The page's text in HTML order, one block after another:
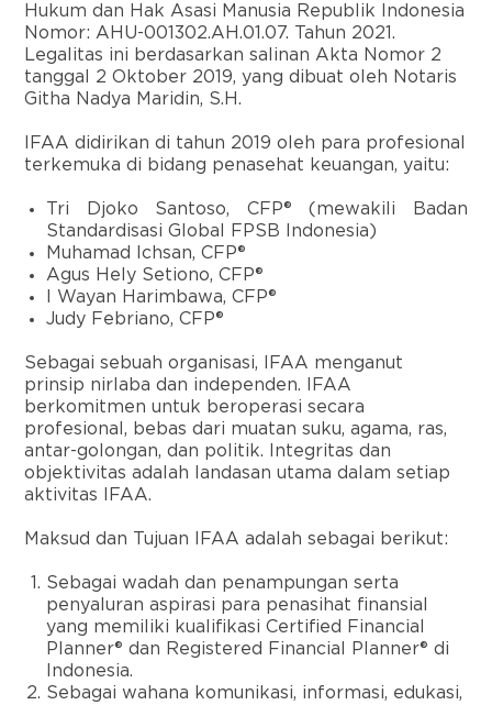
Hukum dan Hak Asasi Manusia Republik Indonesia
Nomor: AHU-001302.AH.01.07. Tahun 2021.
Legalitas ini berdasarkan salinan Akta Nomor 2
tanggal 2 Oktober 2019, yang dibuat oleh Notaris
Githa Nadya Maridin, S.H.
IFAA didirikan di tahun 2019 oleh para profesional
terkemuka di bidang penasehat keuangan, yaitu:
Tri Djoko Santoso, CFP® (mewakili Badan
Standardisasi Global FPSB Indonesia)
Muhamad Ichsan, CFP®
Agus Hely Setiono, CFP®
I Wayan Harimbawa, CFP®
Judy Febriano, CFP®
Sebagai sebuah organisasi, IFAA menganut
prinsip nirlaba dan independen. IFAA
berkomitmen untuk beroperasi secara
profesional, bebas dari muatan suku, agama, ras,
antar-golongan, dan politik. Integritas dan
objektivitas adalah landasan utama dalam setiap
aktivitas IFAA.
Maksud dan Tujuan IFAA adalah sebagai berikut:
Sebagai wadah dan penampungan serta
penyaluran aspirasi para penasihat finansial
yang memiliki kualifikasi Certified Financial
Planner® dan Registered Financial Planner® di
Indonesia.
Sebagai wahana komunikasi, informasi, edukasi,